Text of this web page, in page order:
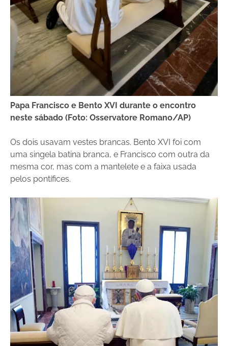
Papa Francisco e Bento XVI durante o encontro
neste sábado (Foto: Osservatore Romano/AP)
Os dois usavam vestes brancas. Bento XVI foi com
uma singela batina branca, e Francisco com outra da
mesma cor, mas com a mantelete e a faixa usada
pelos pontífices.